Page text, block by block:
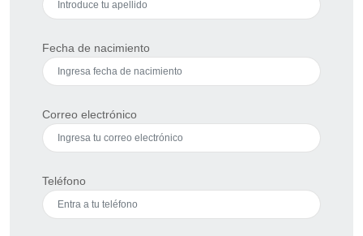
Fecha de nacimiento
Correo electrónico
Teléfono